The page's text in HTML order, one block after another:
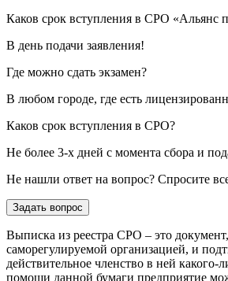
Каков срок вступления в СРО «Альянс
В день подачи заявления!
Где можно сдать экзамен?
В любом городе, где есть
Каков срок вступления в СРО?
Не более 3-х дней с момента сбора и
Не нашли ответ на вопрос? Спросите
Задать вопрос
Выписка из реестра СРО – это
саморегулируемой организацией, и
действительное членство в ней какого-
помощи данной бумаги предприятие